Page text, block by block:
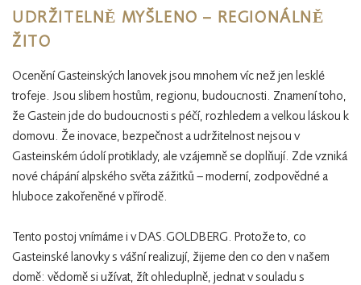
UDRŽITELNĚ MYŠLENO – REGIONÁLNĚ
ŽITO
Ocenění Gasteinských lanovek jsou mnohem víc než jen lesklé
trofeje. Jsou slibem hostům, regionu, budoucnosti. Znamení toho,
že Gastein jde do budoucnosti s péčí, rozhledem a velkou láskou k
domovu. Že inovace, bezpečnost a udržitelnost nejsou v
Gasteinském údolí protiklady, ale vzájemně se doplňují. Zde vzniká
nové chápání alpského světa zážitků – moderní, zodpovědné a
hluboce zakořeněné v přírodě.
Tento postoj vnímáme i v DAS.GOLDBERG. Protože to, co
Gasteinské lanovky s vášní realizují, žijeme den co den v našem
domě: vědomě si užívat, žít ohleduplně, jednat v souladu s